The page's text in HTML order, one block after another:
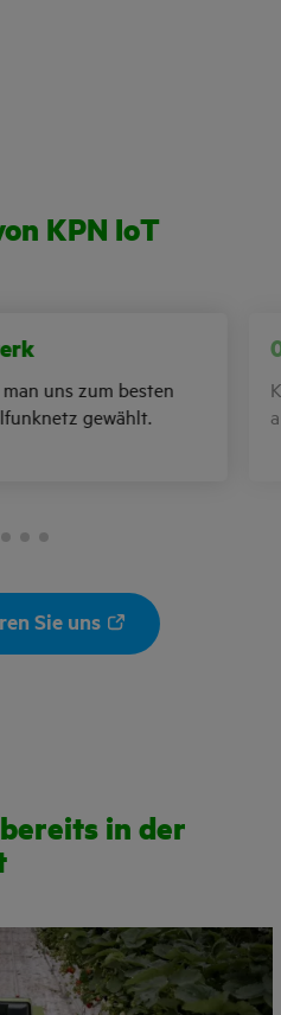
KPN IoT
uns zum besten
gewählt.
Sie uns
in der